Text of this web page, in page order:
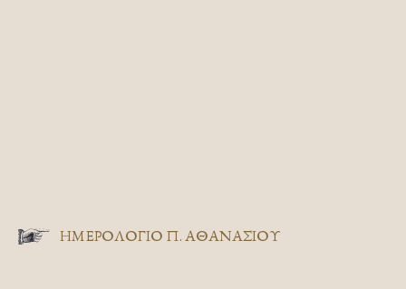
ΗΜΕΡΟΛΟΓΙΟ Π. ΑΘΑΝΑΣΙΟΥ